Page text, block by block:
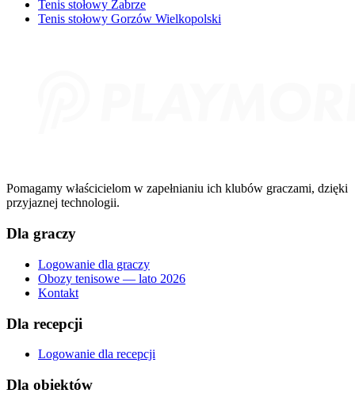
Tenis stołowy Zabrze
Tenis stołowy Gorzów Wielkopolski
Pomagamy właścicielom w zapełnianiu ich klubów graczami, dzięki
przyjaznej technologii.
Dla graczy
Logowanie dla graczy
Obozy tenisowe — lato 2026
Kontakt
Dla recepcji
Logowanie dla recepcji
Dla obiektów